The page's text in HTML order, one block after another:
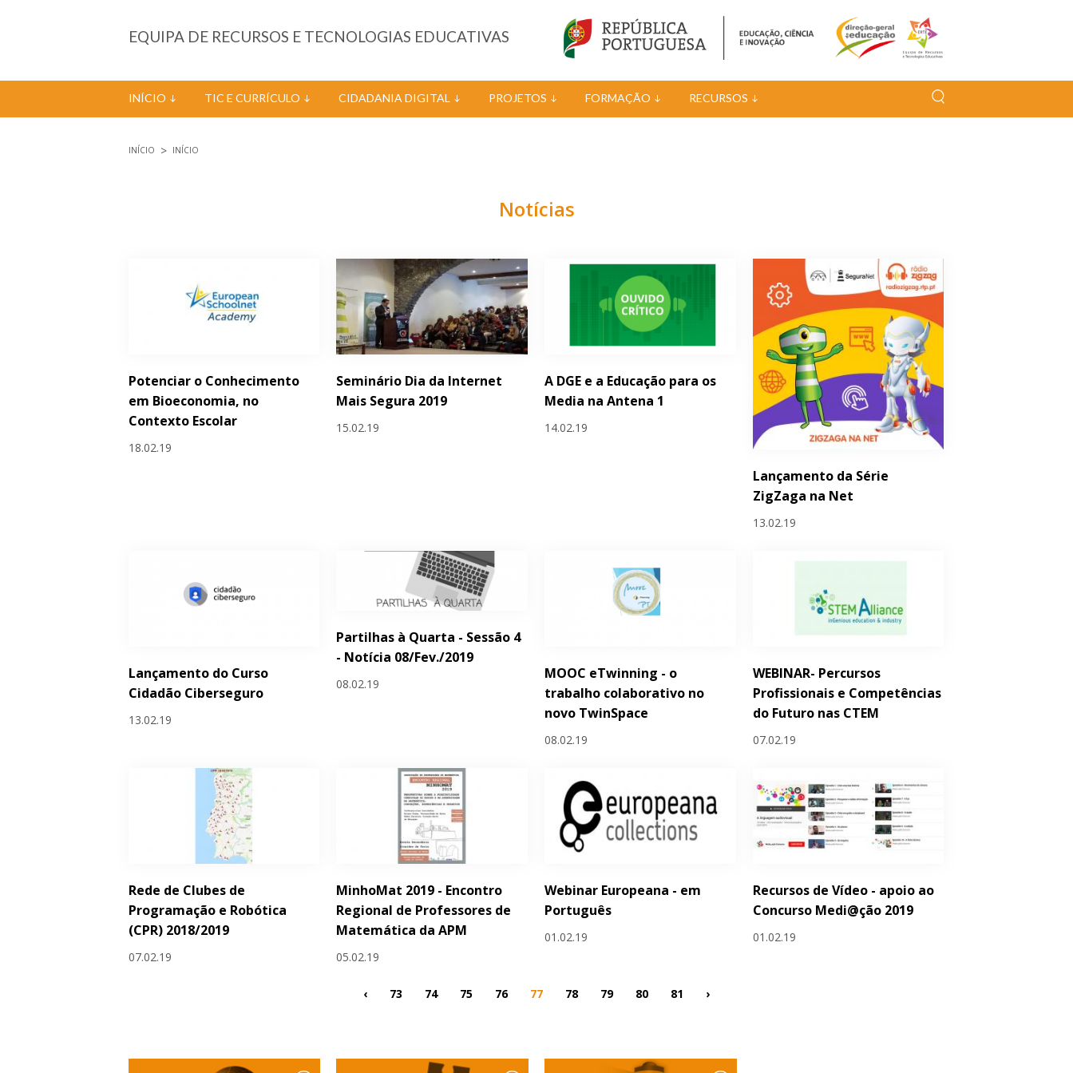
EQUIPA DE RECURSOS E TECNOLOGIAS EDUCATIVAS
INÍCIO TIC E CURRÍCULO CIDADANIA DIGITAL PROJETOS FORMAÇÃO RECURSOS
INÍCIO INÍCIO
Notícias
Potenciar o Conhecimento
em Bioeconomia, no
Contexto Escolar
18.02.19
Seminário Dia da Internet
Mais Segura 2019
15.02.19
A DGE e a Educação para os
Media na Antena 1
14.02.19
Lançamento da Série
ZigZaga na Net
13.02.19
Lançamento do Curso
Cidadão Ciberseguro
13.02.19
Partilhas à Quarta - Sessão 4
- Notícia 08/Fev./2019
08.02.19
MOOC eTwinning - o
trabalho colaborativo no
novo TwinSpace
08.02.19
WEBINAR- Percursos
Profissionais e Competências
do Futuro nas CTEM
07.02.19
Rede de Clubes de
Programação e Robótica
(CPR) 2018/2019
07.02.19
MinhoMat 2019 - Encontro
Regional de Professores de
Matemática da APM
05.02.19
Webinar Europeana - em
Português
01.02.19
Recursos de Vídeo - apoio ao
Concurso Medi@ção 2019
01.02.19
Páginas
‹ 73 74 75 76 77 78 79 80 81 ›